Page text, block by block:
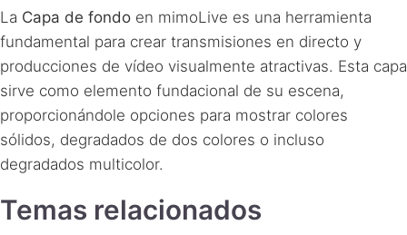
La Capa de fondo en mimoLive es una herramienta
fundamental para crear transmisiones en directo y
producciones de vídeo visualmente atractivas. Esta capa
sirve como elemento fundacional de su escena,
proporcionándole opciones para mostrar colores
sólidos, degradados de dos colores o incluso
degradados multicolor.
Temas relacionados